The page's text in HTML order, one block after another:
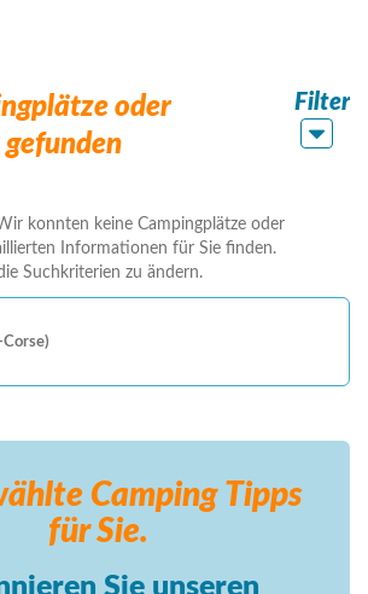
oder
Filter
konnten keine Campingplätze oder
Informationen für Sie finden.
Suchkriterien zu ändern.
Camping Tipps
für Sie.
Sie unseren